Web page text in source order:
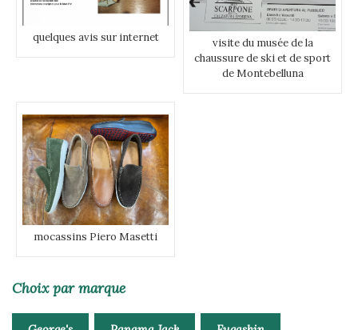
quelques avis sur internet
visite du musée de la
chaussure de ski et de sport
de Montebelluna
mocassins Piero Masetti
Choix par marque